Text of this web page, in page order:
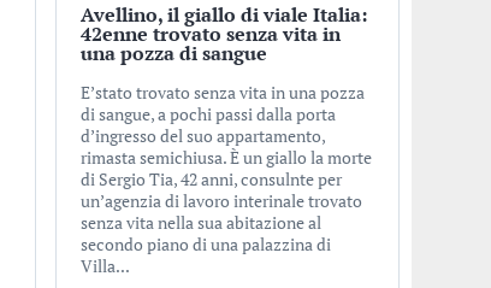
Avellino, il giallo di viale Italia:
42enne trovato senza vita in
una pozza di sangue
E’stato trovato senza vita in una pozza
di sangue, a pochi passi dalla porta
d’ingresso del suo appartamento,
rimasta semichiusa. È un giallo la morte
di Sergio Tia, 42 anni, consulnte per
un’agenzia di lavoro interinale trovato
senza vita nella sua abitazione al
secondo piano di una palazzina di
Villa...